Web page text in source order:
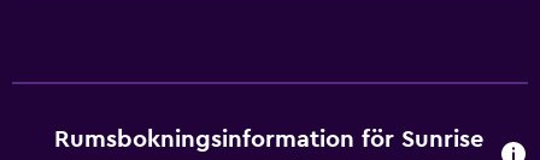
Brandvarnare
Rumsbokningsinformation för Sunrise